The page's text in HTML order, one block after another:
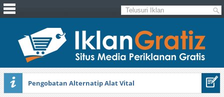
Pengobatan Alternatip Alat Vital